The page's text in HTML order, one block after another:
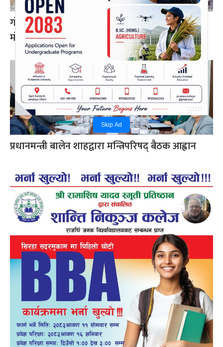
Skip Ad
गोरखामा पहिरो : पेट्रोल पम्प र घरमा क्षति, पाँच
मोटरसाइकल पुरिए
प्रधानमन्त्री बालेन शाहद्वारा मन्त्रिपरिषद् बैठक आह्वान